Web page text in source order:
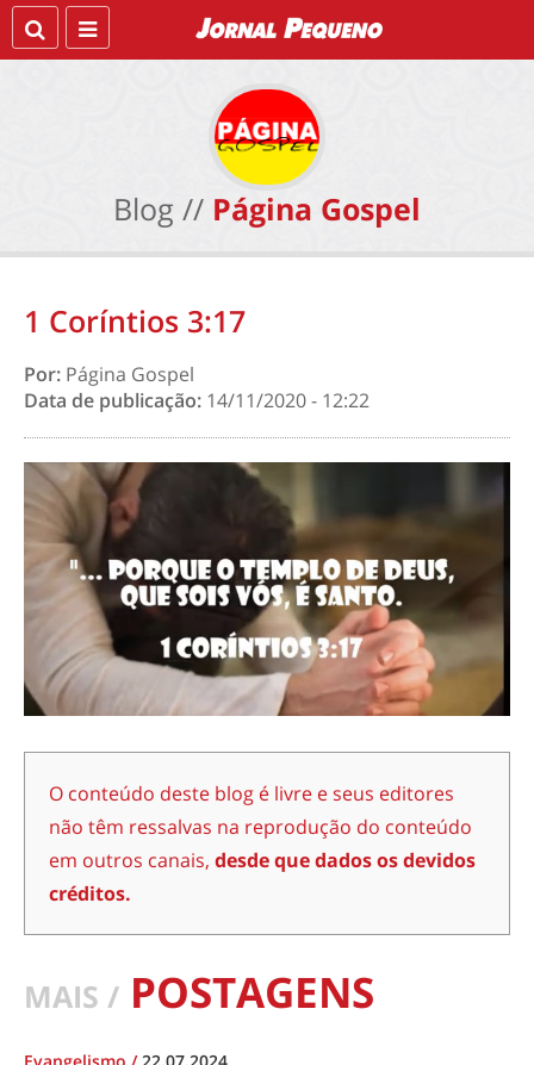
Blog // Página Gospel
1 Coríntios 3:17
Por: Página Gospel
Data de publicação: 14/11/2020 - 12:22
O conteúdo deste blog é livre e seus editores
não têm ressalvas na reprodução do conteúdo
em outros canais, desde que dados os devidos
créditos.
MAIS / POSTAGENS